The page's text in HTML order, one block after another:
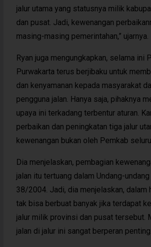
jalur utama yang statusnya milik
dan pusat. Jadi, kewenangan
masing-masing pemerintahan,” ujarnya.
Ryan juga mengungkapkan, selama ini
Purwakarta terus berjibaku untuk
dan kenyamanan kepada masyarakat
pengguna jalan. Hanya saja, pihaknya
upaya ini terkadang terbentur aturan.
perbaikan dan peningkatan tiga jalur
kewenangan bukan oleh Pemkab
Dia menjelaskan, pembagian
jalan itu tertuang dalam Undang-
38/2004. Jadi, dia menjelaskan, dalam
tak bisa berbuat banyak jika terdapat
jalur milik provinsi dan pusat tersebut.
jalan di jalur ini sangat berperan penting.